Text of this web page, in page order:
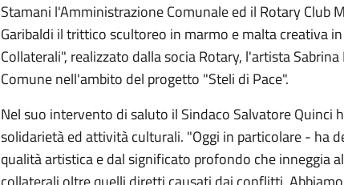
Stamani l'Amministrazione Comunale ed il Rotary Club
Garibaldi il trittico scultoreo in marmo e malta creativa
Collaterali", realizzato dalla socia Rotary, l'artista
Comune nell'ambito del progetto "Steli di Pace".
Nel suo intervento di saluto il Sindaco Salvatore Quinci
solidarietà ed attività culturali. "Oggi in particolare - ha
qualità artistica e dal significato profondo che inneggia